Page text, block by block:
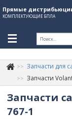
Прямые
КОМПЛЕКТУЮЩИЕ БПЛА
+380507774092
Информация о
About Company
Запчасти для
Запчасти
Запчасти
767-1